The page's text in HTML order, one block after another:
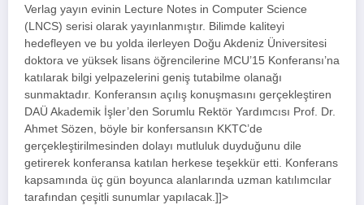
Verlag yayın evinin Lecture Notes in Computer Science
(LNCS) serisi olarak yayınlanmıştır. Bilimde kaliteyi
hedefleyen ve bu yolda ilerleyen Doğu Akdeniz Üniversitesi
doktora ve yüksek lisans öğrencilerine MCU’15 Konferansı’na
katılarak bilgi yelpazelerini geniş tutabilme olanağı
sunmaktadır. Konferansın açılış konuşmasını gerçekleştiren
DAÜ Akademik İşler’den Sorumlu Rektör Yardımcısı Prof. Dr.
Ahmet Sözen, böyle bir konfersansın KKTC’de
gerçekleştirilmesinden dolayı mutluluk duyduğunu dile
getirerek konferansa katılan herkese teşekkür etti. Konferans
kapsamında üç gün boyunca alanlarında uzman katılımcılar
tarafından çeşitli sunumlar yapılacak.]]>